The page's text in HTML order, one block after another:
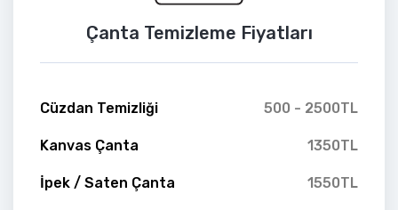
Çanta Temizleme Fiyatları
Cüzdan Temizliği 500 - 2500TL
Kanvas Çanta 1350TL
İpek / Saten Çanta 1550TL